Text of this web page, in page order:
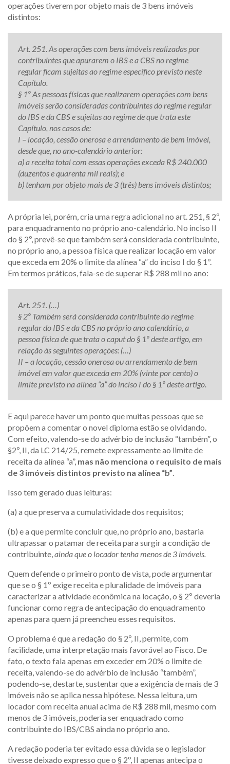
operações tiverem por objeto mais de 3 bens imóveis
distintos:
Art. 251. As operações com bens imóveis realizadas por
contribuintes que apurarem o IBS e a CBS no regime
regular ficam sujeitas ao regime específico previsto neste
Capítulo.
§ 1º As pessoas físicas que realizarem operações com bens
imóveis serão consideradas contribuintes do regime regular
do IBS e da CBS e sujeitas ao regime de que trata este
Capítulo, nos casos de:
I – locação, cessão onerosa e arrendamento de bem imóvel,
desde que, no ano-calendário anterior:
a) a receita total com essas operações exceda R$ 240.000
(duzentos e quarenta mil reais); e
b) tenham por objeto mais de 3 (três) bens imóveis distintos;
A própria lei, porém, cria uma regra adicional no art. 251, § 2º,
para enquadramento no próprio ano-calendário. No inciso II
do § 2º, prevê-se que também será considerada contribuinte,
no próprio ano, a pessoa física que realizar locação em valor
que exceda em 20% o limite da alínea “a” do inciso I do § 1º.
Em termos práticos, fala-se de superar R$ 288 mil no ano:
Art. 251. (…)
§ 2º Também será considerada contribuinte do regime
regular do IBS e da CBS no próprio ano calendário, a
pessoa física de que trata o caput do § 1º deste artigo, em
relação às seguintes operações: (…)
II – a locação, cessão onerosa ou arrendamento de bem
imóvel em valor que exceda em 20% (vinte por cento) o
limite previsto na alínea “a” do inciso I do § 1º deste artigo.
E aqui parece haver um ponto que muitas pessoas que se
propõem a comentar o novel diploma estão se olvidando.
Com efeito, valendo-se do advérbio de inclusão “também”, o
§2º, II, da LC 214/25, remete expressamente ao limite de
receita da alínea “a”, mas não menciona o requisito de mais
de 3 imóveis distintos previsto na alínea “b”.
Isso tem gerado duas leituras:
(a) a que preserva a cumulatividade dos requisitos;
(b) e a que permite concluir que, no próprio ano, bastaria
ultrapassar o patamar de receita para surgir a condição de
contribuinte,ainda que o locador tenha menos de 3 imóveis.
Quem defende o primeiro ponto de vista, pode argumentar
que se o § 1º exige receita e pluralidade de imóveis para
caracterizar a atividade econômica na locação, o § 2º deveria
funcionar como regra de antecipação do enquadramento
apenas para quem já preencheu esses requisitos.
O problema é que a redação do § 2º, II, permite, com
facilidade, uma interpretação mais favorável ao Fisco. De
fato, o texto fala apenas em exceder em 20% o limite de
receita, valendo-se do advérbio de inclusão “também”,
podendo-se, destarte, sustentar que a exigência de mais de 3
imóveis não se aplica nessa hipótese. Nessa leitura, um
locador com receita anual acima de R$ 288 mil, mesmo com
menos de 3 imóveis, poderia ser enquadrado como
contribuinte do IBS/CBS ainda no próprio ano.
A redação poderia ter evitado essa dúvida se o legislador
tivesse deixado expresso que o § 2º, II apenas antecipa o